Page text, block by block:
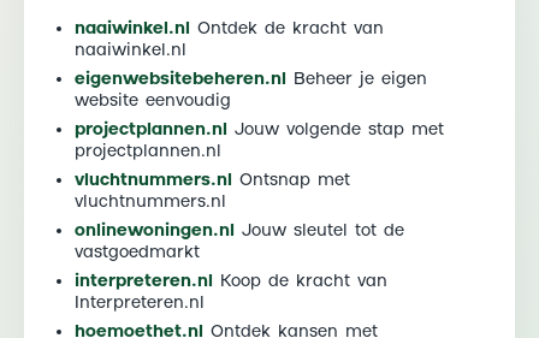
naaiwinkel.nl
Ontdek de kracht van
naaiwinkel.nl
eigenwebsitebeheren.nl
Beheer je eigen
website eenvoudig
projectplannen.nl
Jouw volgende stap met
projectplannen.nl
vluchtnummers.nl
Ontsnap met
vluchtnummers.nl
onlinewoningen.nl
Jouw sleutel tot de
vastgoedmarkt
interpreteren.nl
Koop de kracht van
Interpreteren.nl
hoemoethet.nl
Ontdek kansen met